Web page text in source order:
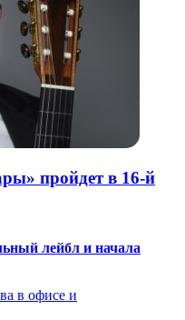
пройдет в 16-й
лейбл и начала
в офисе и